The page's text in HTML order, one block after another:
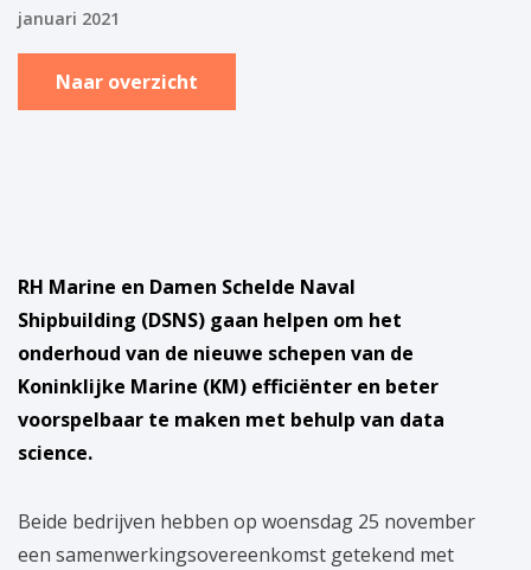
januari 2021
Naar overzicht
RH Marine en Damen Schelde Naval
Shipbuilding (DSNS) gaan helpen om het
onderhoud van de nieuwe schepen van de
Koninklijke Marine (KM) efficiënter en beter
voorspelbaar te maken met behulp van data
science.
Beide bedrijven hebben op woensdag 25 november
een samenwerkingsovereenkomst getekend met